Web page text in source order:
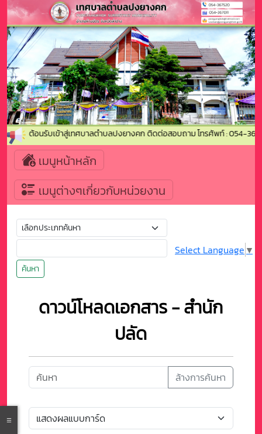
ยินดีต้อนรับเข้าสู่เทศบาลตำบลปงยางคก ติดต่อสอบถาม โทรศัพท์ : 054-
เมนูหน้าหลัก
เมนูต่างๆเกี่ยวกับหน่วยงาน
ค้นหา
Select Language ▼
ดาวน์โหลดเอกสาร - สำนัก
ปลัด
ล้างการค้นหา